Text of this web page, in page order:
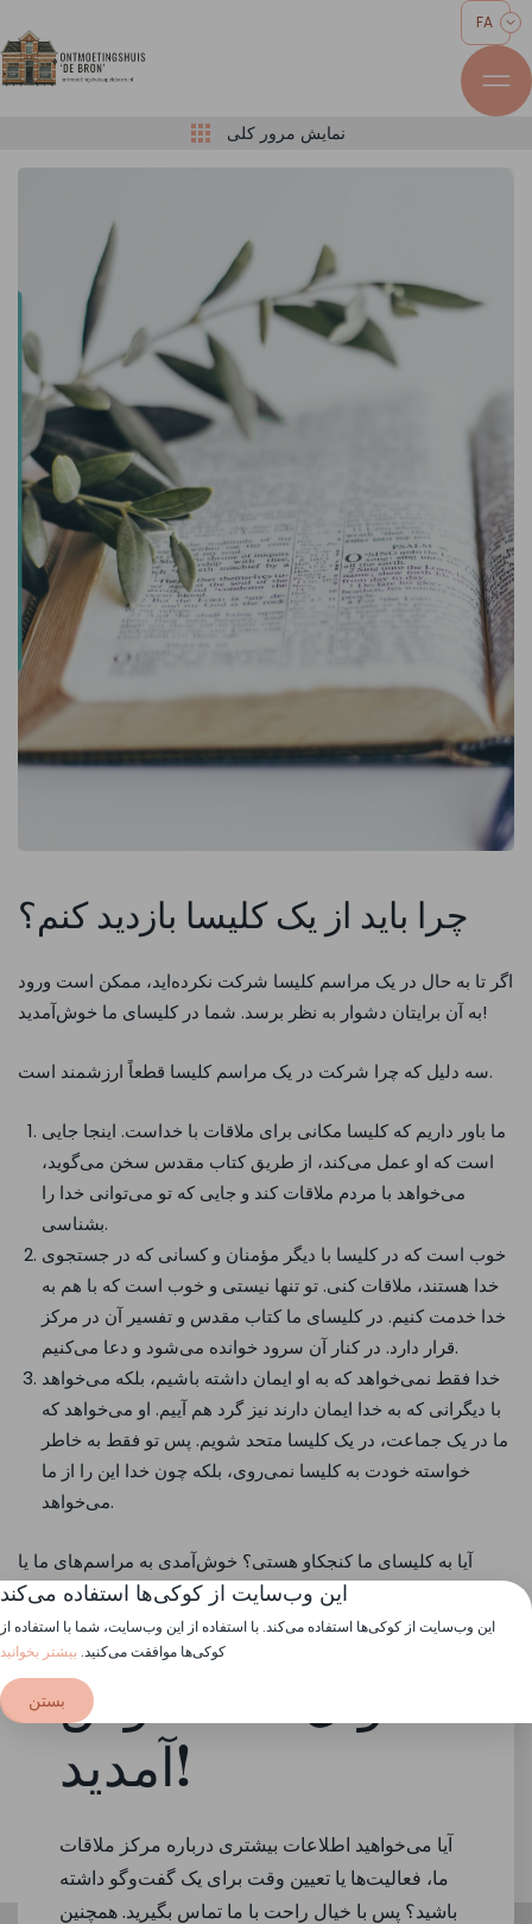
FA
نمایش مرور کلی
چرا باید از یک کلیسا بازدید کنم؟
اگر تا به حال در یک مراسم کلیسا شرکت نکرده‌اید، ممکن است ورود
به آن برایتان دشوار به نظر برسد. شما در کلیسای ما خوش‌آمدید!
سه دلیل که چرا شرکت در یک مراسم کلیسا قطعاً ارزشمند است.
ما باور داریم که کلیسا مکانی برای ملاقات با خداست. اینجا جایی
است که او عمل می‌کند، از طریق کتاب مقدس سخن می‌گوید،
می‌خواهد با مردم ملاقات کند و جایی که تو می‌توانی خدا را
بشناسی.
خوب است که در کلیسا با دیگر مؤمنان و کسانی که در جستجوی
خدا هستند، ملاقات کنی. تو تنها نیستی و خوب است که با هم به
خدا خدمت کنیم. در کلیسای ما کتاب مقدس و تفسیر آن در مرکز
قرار دارد. در کنار آن سرود خوانده می‌شود و دعا می‌کنیم.
خدا فقط نمی‌خواهد که به او ایمان داشته باشیم، بلکه می‌خواهد
با دیگرانی که به خدا ایمان دارند نیز گرد هم آییم. او می‌خواهد که
ما در یک جماعت، در یک کلیسا متحد شویم. پس تو فقط به خاطر
خواسته خودت به کلیسا نمی‌روی، بلکه چون خدا این را از ما
می‌خواهد.
آیا به کلیسای ما کنجکاو هستی؟ خوش‌آمدی به مراسم‌های ما یا
می‌توانی برای گفتگو به خانه ملاقات ما بیایی.
سوال شما خوش
آمدید!
آیا می‌خواهید اطلاعات بیشتری درباره مرکز ملاقات
ما، فعالیت‌ها یا تعیین وقت برای یک گفت‌وگو داشته
باشید؟ پس با خیال راحت با ما تماس بگیرید. همچنین
این وب‌سایت از کوکی‌ها استفاده می‌کند
این وب‌سایت از کوکی‌ها استفاده می‌کند. با استفاده از این وب‌سایت، شما با استفاده از
کوکی‌ها موافقت می‌کنید. بیشتر بخوانید
بستن